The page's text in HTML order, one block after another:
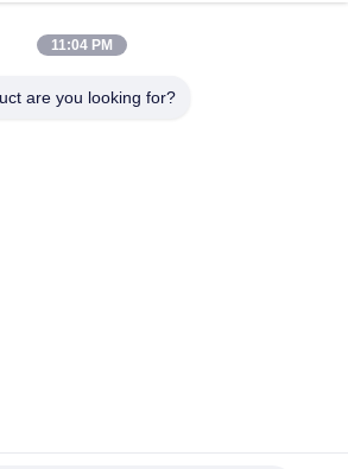
archiveert Anabole Aangepaste
11:04 PM
are you looking for?